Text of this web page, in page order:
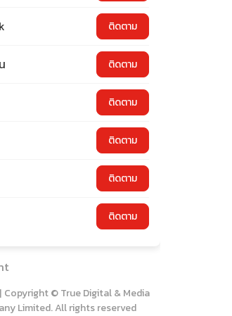
ติดตาม
ติดตาม
ติดตาม
ติดตาม
ติดตาม
ติดตาม
| Copyright © True Digital & Media
Limited. All rights reserved